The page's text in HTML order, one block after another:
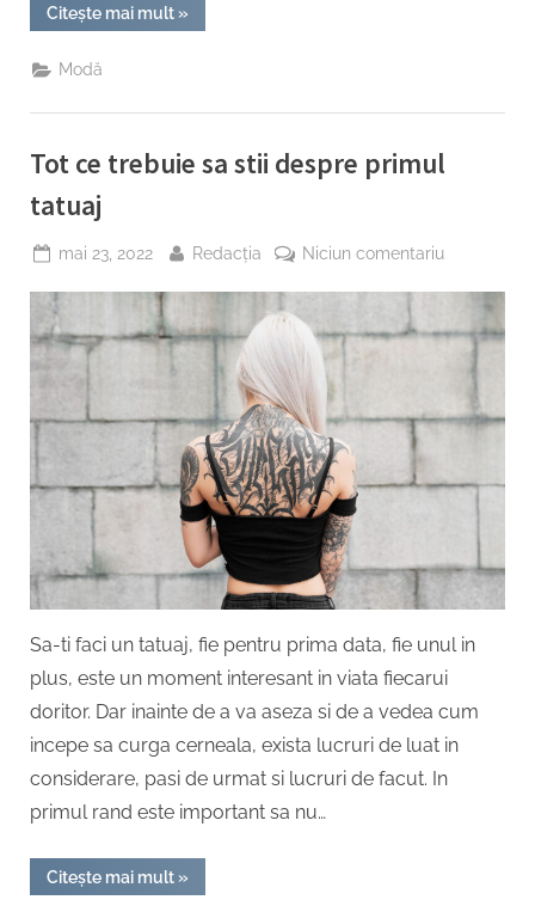
Citește mai mult“Cum
să
îți
corect”
»
Modă
Tot ce trebuie sa stii despre primul
tatuaj
Posted
mai 23, 2022 By
Redacția Niciun comentariula
trebuie
despre
Sa-ti faci un tatuaj, fie pentru prima data, fie unul in
plus, este un moment interesant in viata fiecarui
doritor. Dar inainte de a va aseza si de a vedea cum
incepe sa curga cerneala, exista lucruri de luat in
considerare, pasi de urmat si lucruri de facut. In
primul rand este important sa nu…
Citește mai mult“Tot
ce
»